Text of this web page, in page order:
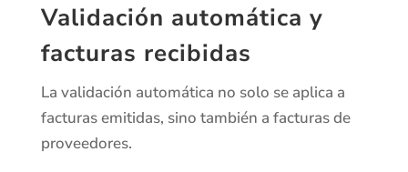
Validación automática y
facturas recibidas
La validación automática no solo se aplica a
facturas emitidas, sino también a facturas de
proveedores.